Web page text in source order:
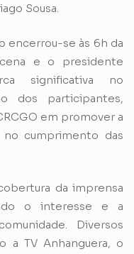
Sousa.
encerrou-se às 6h da
e o presidente
significativa no
dos participantes,
em promover a
cumprimento das
da imprensa
o interesse e a
Diversos
a TV Anhanguera, o